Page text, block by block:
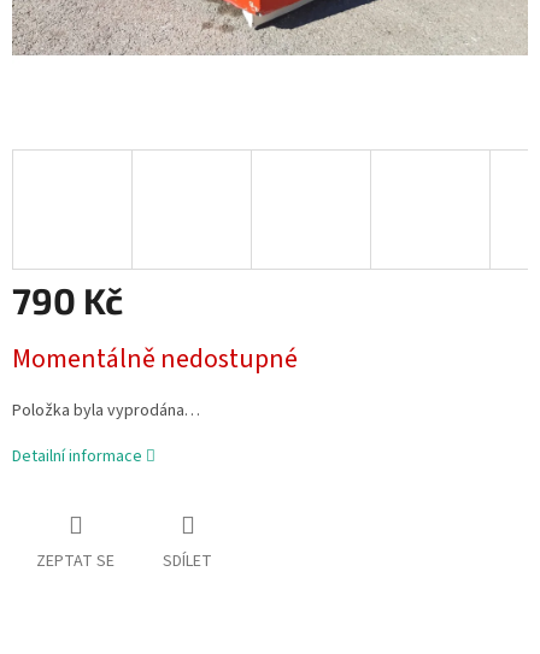
790 Kč
cena:
Momentálně nedostupné
Položka byla vyprodána…
Detailní informace
ZEPTAT SE SDÍLET